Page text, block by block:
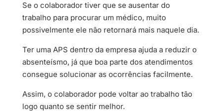
Se o colaborador tiver que se ausentar do
trabalho para procurar um médico, muito
possivelmente ele não retornará mais naquele dia.
Ter uma APS dentro da empresa ajuda a reduzir o
absenteísmo, já que boa parte dos atendimentos
consegue solucionar as ocorrências facilmente.
Assim, o colaborador pode voltar ao trabalho tão
logo quanto se sentir melhor.